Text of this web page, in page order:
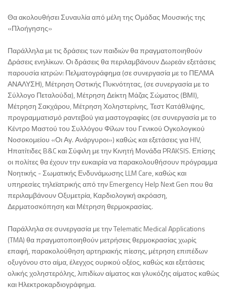
Θα ακολουθήσει Συναυλία από μέλη της Ομάδας Μουσικής της
«Πλοήγησης»
Παράλληλα με τις δράσεις των παιδιών θα πραγματοποιηθούν
Δράσεις ενηλίκων. Οι δράσεις θα περιλαμβάνουν Δωρεάν εξετάσεις
παρουσία ιατρών: Πελματογράφημα (σε συνεργασία με το ΠΕΛΜΑ
ΑΝΑΛΥΣΗ), Μέτρηση Οστικής Πυκνότητας, (σε συνεργασία με το
Σύλλογο Πεταλούδα), Μέτρηση Δείκτη Μάζας Σώματος (ΒΜΙ),
Μέτρηση Σακχάρου, Μέτρηση Χοληστερίνης, Τεστ Κατάθλιψης,
προγραμματισμό ραντεβού για μαστογραφίες (σε συνεργασία με το
Κέντρο Μαστού του Συλλόγου Φίλων του Γενικού Ογκολογικού
Νοσοκομείου «Οι Αγ. Ανάργυροι») καθώς και εξετάσεις για HIV,
Ηπατίτιδες B&C και Σύφιλη με την Κινητή Μονάδα PRAKSIS. Επίσης
οι πολίτες θα έχουν την ευκαιρία να παρακολουθήσουν πρόγραμμα
Νοητικής - Σωματικής Ενδυνάμωσης LLM Care, καθώς και
υπηρεσίες τηλεϊατρικής από την Emergency Help Next Gen που θα
περιλαμβάνουν Οξυμετρία, Καρδιολογική ακρόαση,
Δερματοσκόπηση και Μέτρηση θερμοκρασίας.
Παράλληλα σε συνεργασία με την Telematic Medical Applications
(TMA) θα πραγματοποιηθούν μετρήσεις θερμοκρασίας χωρίς
επαφή, παρακολούθηση αρτηριακής πίεσης, μέτρηση επιπέδων
οξυγόνου στο αίμα, έλεγχος ουρικού οξέος, καθώς και εξετάσεις
ολικής χοληστερόλης, λιπιδίων αίματος και γλυκόζης αίματος καθώς
και Ηλεκτροκαρδιογράφημα.